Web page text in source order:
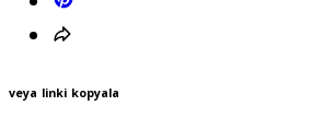
veya linki kopyala